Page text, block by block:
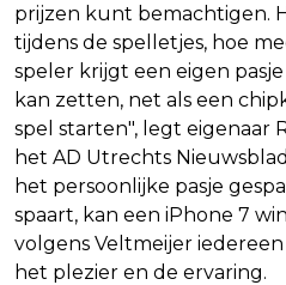
prijzen kunt bemachtigen.
tijdens de spelletjes, hoe
speler krijgt een eigen
kan zetten, net als een
spel starten", legt eigenaar
het AD Utrechts
het persoonlijke pasje
spaart, kan een iPhone 7
volgens Veltmeijer
het plezier en de ervaring.